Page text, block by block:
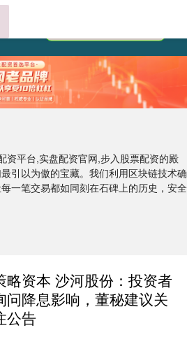
资平台,实盘配资官网,步入股票配资的殿
引以为傲的宝藏。我们利用区块链技术确
一笔交易都如同刻在石碑上的历史，安全
略资本 沙河股份：投资者
问降息影响，董秘建议关
公告